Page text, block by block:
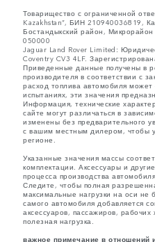
Товарищество с ограниченной
Kazakhstan”, БИН 210940036819,
Бостандыкский район,
050000
Jaguar Land Rover Limited:
Coventry CV3 4LF.
Приведенные данные получены в
производителя в соответствии с
расход топлива автомобиля может
испытаниях, эти значения
Информация, технические
сайте могут различаться в
изменены без предварительного
с вашим местным дилером, чтобы
регионе.
Указанные значения массы
комплектации. Аксессуары и
процесса производства
Следите, чтобы полная
максимальные нагрузки на оси не
самого автомобиля добавляется
аксессуаров, пассажиров,
полезная нагрузка.
важное примечание в отношений